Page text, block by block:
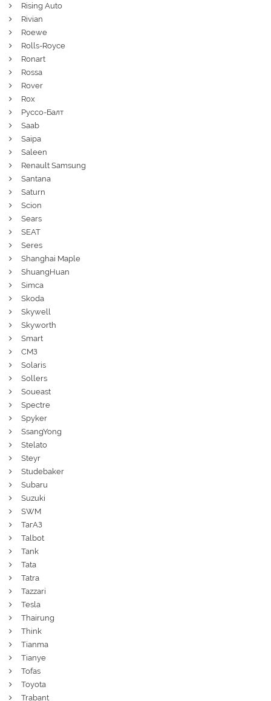
Rising Auto
Rivian
Roewe
Rolls-Royce
Ronart
Rossa
Rover
Rox
Руссо-Балт
Saab
Saipa
Saleen
Renault Samsung
Santana
Saturn
Scion
Sears
SEAT
Seres
Shanghai Maple
ShuangHuan
Simca
Skoda
Skywell
Skyworth
Smart
СМЗ
Solaris
Sollers
Soueast
Spectre
Spyker
SsangYong
Stelato
Steyr
Studebaker
Subaru
Suzuki
SWM
ТагАЗ
Talbot
Tank
Tata
Tatra
Tazzari
Tesla
Thairung
Think
Tianma
Tianye
Tofas
Toyota
Trabant